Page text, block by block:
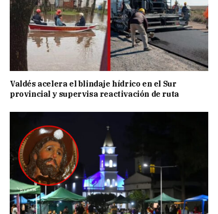
Valdés acelera el blindaje hídrico en el Sur
provincial y supervisa reactivación de ruta